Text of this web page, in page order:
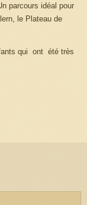
parcours idéal pour
le Plateau de
qui ont été très